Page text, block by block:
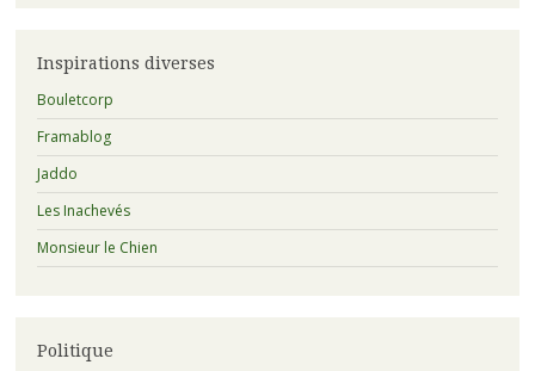
Inspirations diverses
Bouletcorp
Framablog
Jaddo
Les Inachevés
Monsieur le Chien
Politique